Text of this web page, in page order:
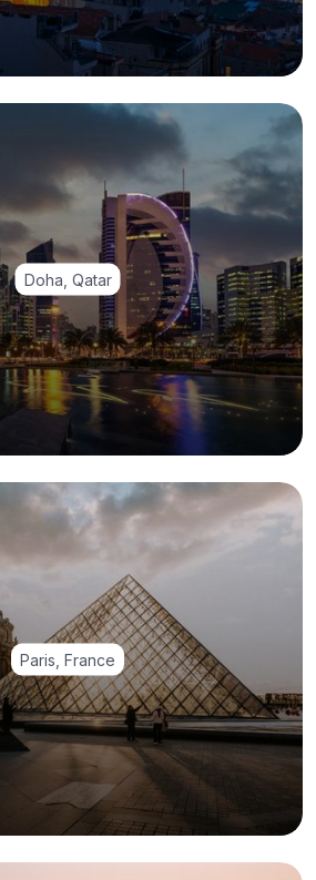
Doha, Qatar
Paris, France